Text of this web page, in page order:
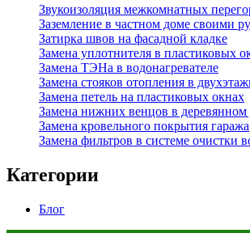
Звукоизоляция межкомнатных
Заземление в частном доме своими
Затирка швов на фасадной кладке
Замена уплотнителя в пластиковых
Замена ТЭНа в водонагревателе
Замена стояков отопления в
Замена петель на пластиковых окнах
Замена нижних венцов в деревянном
Замена кровельного покрытия гаража
Замена фильтров в системе очистки
Категории
Блог